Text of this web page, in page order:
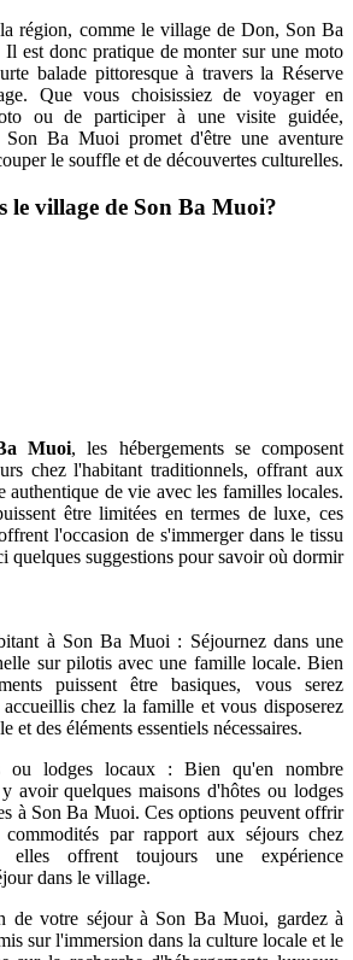
région, comme le village de Don, Son Ba
est donc pratique de monter sur une moto
balade pittoresque à travers la Réserve
Que vous choisissiez de voyager en
ou de participer à une visite guidée,
Ba Muoi promet d'être une aventure
le souffle et de découvertes culturelles.
le village de Son Ba Muoi?
Muoi, les hébergements se composent
chez l'habitant traditionnels, offrant aux
authentique de vie avec les familles locales.
être limitées en termes de luxe, ces
l'occasion de s'immerger dans le tissu
quelques suggestions pour savoir où dormir
à Son Ba Muoi : Séjournez dans une
sur pilotis avec une famille locale. Bien
puissent être basiques, vous serez
accueillis chez la famille et vous disposerez
et des éléments essentiels nécessaires.
ou lodges locaux : Bien qu'en nombre
avoir quelques maisons d'hôtes ou lodges
à Son Ba Muoi. Ces options peuvent offrir
par rapport aux séjours chez
elles offrent toujours une expérience
dans le village.
de votre séjour à Son Ba Muoi, gardez à
sur l'immersion dans la culture locale et le